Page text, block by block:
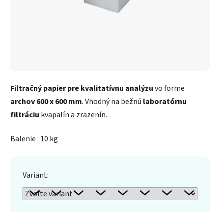
Filtračný papier pre kvalitatívnu analýzuvo forme
archov 600 x 600 mm. Vhodný na bežnú laboratórnu
filtráciu kvapalín a zrazenín.
Balenie : 10 kg
Variant: